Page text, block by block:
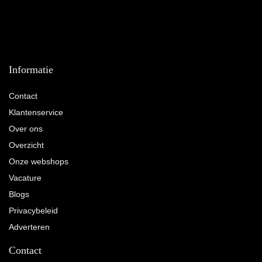
Informatie
Contact
Klantenservice
Over ons
Overzicht
Onze webshops
Vacature
Blogs
Privacybeleid
Adverteren
Contact